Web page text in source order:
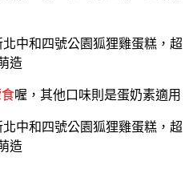
喔，其他口味則是蛋奶素適用